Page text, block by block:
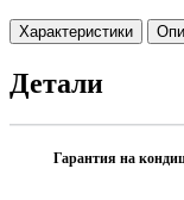
Характеристики
Детали
Гарантия на